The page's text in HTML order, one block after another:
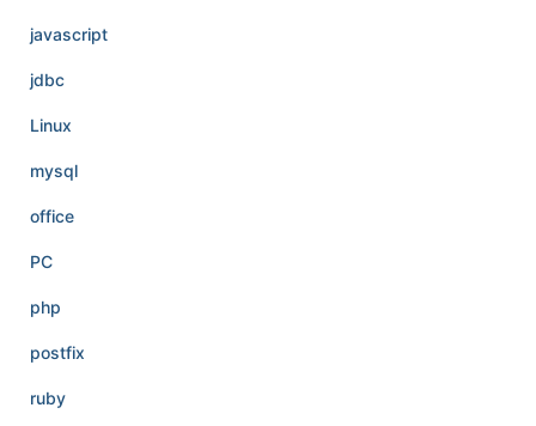
javascript
jdbc
Linux
mysql
office
PC
php
postfix
ruby